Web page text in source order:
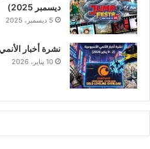
ديسمبر 2025)
5 ديسمبر، 2025
نشرة أخبار الأنمي
10 يناير، 2026